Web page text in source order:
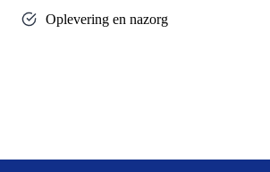
Oplevering en nazorg